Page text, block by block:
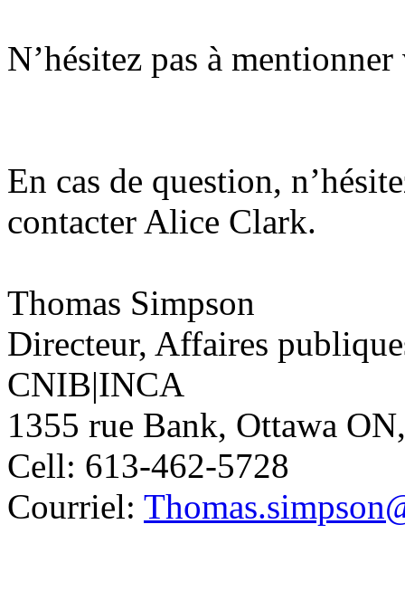
N’hésitez pas à
En cas de question,
contacter Alice Clark.
Thomas Simpson
Directeur, Affaires
CNIB|INCA
1355 rue Bank, Ottawa
Cell: 613-462-5728
Courriel: